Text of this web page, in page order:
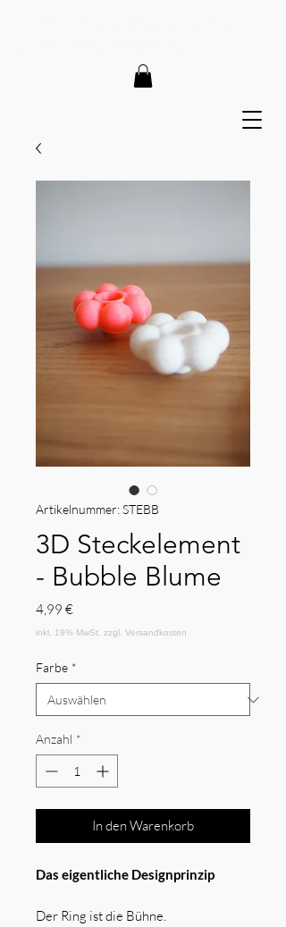
Artikelnummer: STEBB
3D Steckelement
- Bubble Blume
4,99 €Preis
Farbe *
Anzahl *
In den Warenkorb
Das eigentliche Designprinzip
Der Ring ist die Bühne.